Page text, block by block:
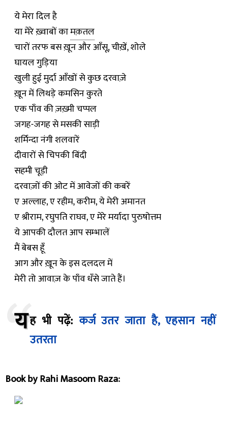
ये मेरा दिल है
या मेरे ख़्वाबों कामक़तल
चारों तरफ बस ख़ून और आँसू, चीख़ें, शोले
घायल गुड़िया
खुली हुई मुर्दा आँखों से कुछ दरवाज़े
ख़ून में लिथड़े कमसिन कुरते
एक पाँव की ज़ख़्मी चप्पल
जगह-जगह से मसकी साड़ी
शर्मिन्दा नंगी शलवारें
दीवारों से चिपकी बिंदी
सहमी चूड़ी
दरवाज़ों की ओट में आवेजों की कबरें
ए अल्लाह, ए रहीम, करीम, ये मेरी अमानत
ए श्रीराम, रघुपति राघव, ए मेरे मर्यादा पुरुषोत्तम
ये आपकी दौलत आप सम्भालें
मैं बेबस हूँ
आग और ख़ून के इस दलदल में
मेरी तो आवाज़ के पाँव धँसे जाते हैं।
यह भी पढ़ें: कर्ज उतर जाता है, एहसान नहीं
उतरता
Book by Rahi Masoom Raza: